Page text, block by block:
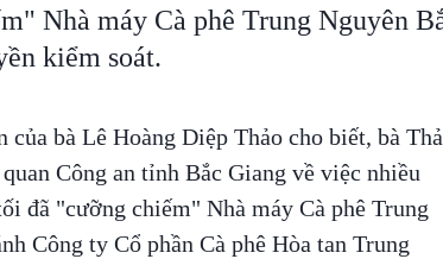
Nhà máy Cà phê Trung Nguyên
kiểm soát.
bà Lê Hoàng Diệp Thảo cho biết, bà
Công an tỉnh Bắc Giang về việc nhiều
đã "cưỡng chiếm" Nhà máy Cà phê Trung
Công ty Cổ phần Cà phê Hòa tan Trung